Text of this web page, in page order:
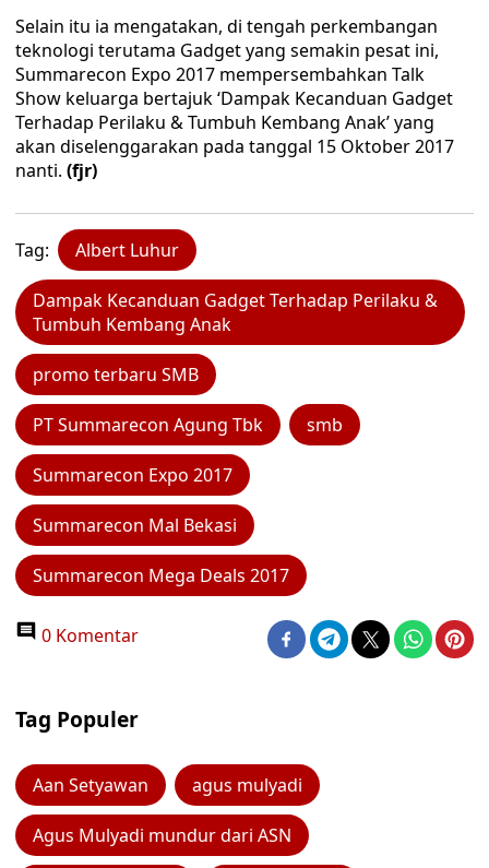
Selain itu ia mengatakan, di tengah perkembangan
teknologi terutama Gadget yang semakin pesat ini,
Summarecon Expo 2017 mempersembahkan Talk
Show keluarga bertajuk ‘Dampak Kecanduan Gadget
Terhadap Perilaku & Tumbuh Kembang Anak’ yang
akan diselenggarakan pada tanggal 15 Oktober 2017
nanti. (fjr)
Tag: Albert Luhur
Dampak Kecanduan Gadget Terhadap Perilaku &
Tumbuh Kembang Anak
promo terbaru SMB
PT Summarecon Agung Tbk smb
Summarecon Expo 2017
Summarecon Mal Bekasi
Summarecon Mega Deals 2017
0 Komentar
Tag Populer
Aan Setyawan agus mulyadi
Agus Mulyadi mundur dari ASN